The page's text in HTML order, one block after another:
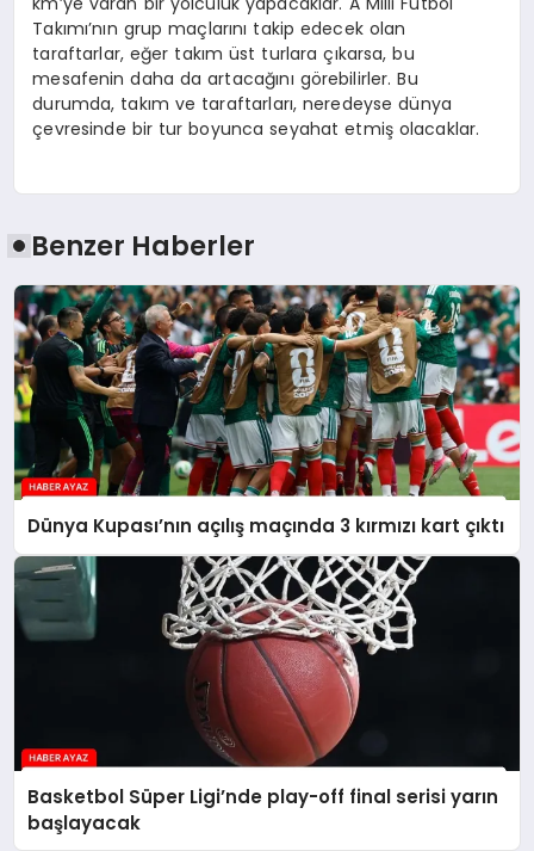
Takımı’nın grup maçlarını takip edecek olan
taraftarlar, eğer takım üst turlara çıkarsa, bu
mesafenin daha da artacağını görebilirler. Bu
durumda, takım ve taraftarları, neredeyse dünya
çevresinde bir tur boyunca seyahat etmiş olacaklar.
Benzer Haberler
Dünya Kupası’nın açılış maçında 3 kırmızı kart çıktı
Basketbol Süper Ligi’nde play-off final serisi yarın
başlayacak